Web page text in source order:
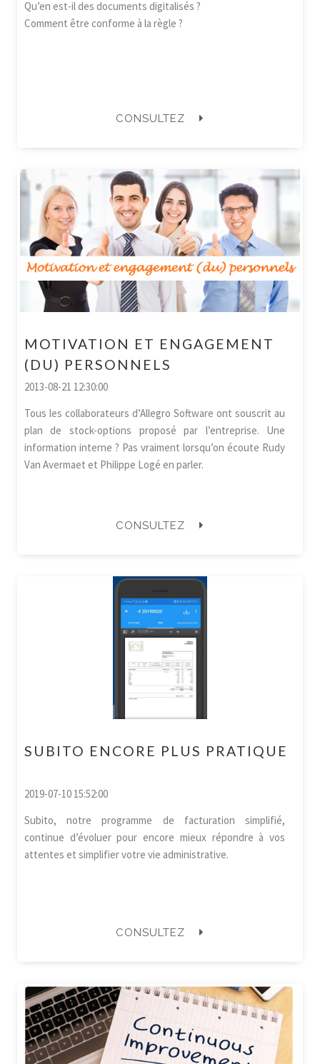
Qu’en est-il des documents digitalisés ?
Comment être conforme à la règle ?
CONSULTEZ
MOTIVATION ET ENGAGEMENT
(DU) PERSONNELS
2013-08-21 12:30:00
Tous les collaborateurs d’Allegro Software ont souscrit au
plan de stock-options proposé par l’entreprise. Une
information interne ? Pas vraiment lorsqu’on écoute Rudy
Van Avermaet et Philippe Logé en parler.
CONSULTEZ
SUBITO ENCORE PLUS PRATIQUE
2019-07-10 15:52:00
Subito, notre programme de facturation simplifié,
continue d’évoluer pour encore mieux répondre à vos
attentes et simplifier votre vie administrative.
CONSULTEZ